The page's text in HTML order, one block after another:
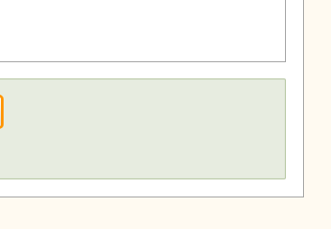
Kindleで購入